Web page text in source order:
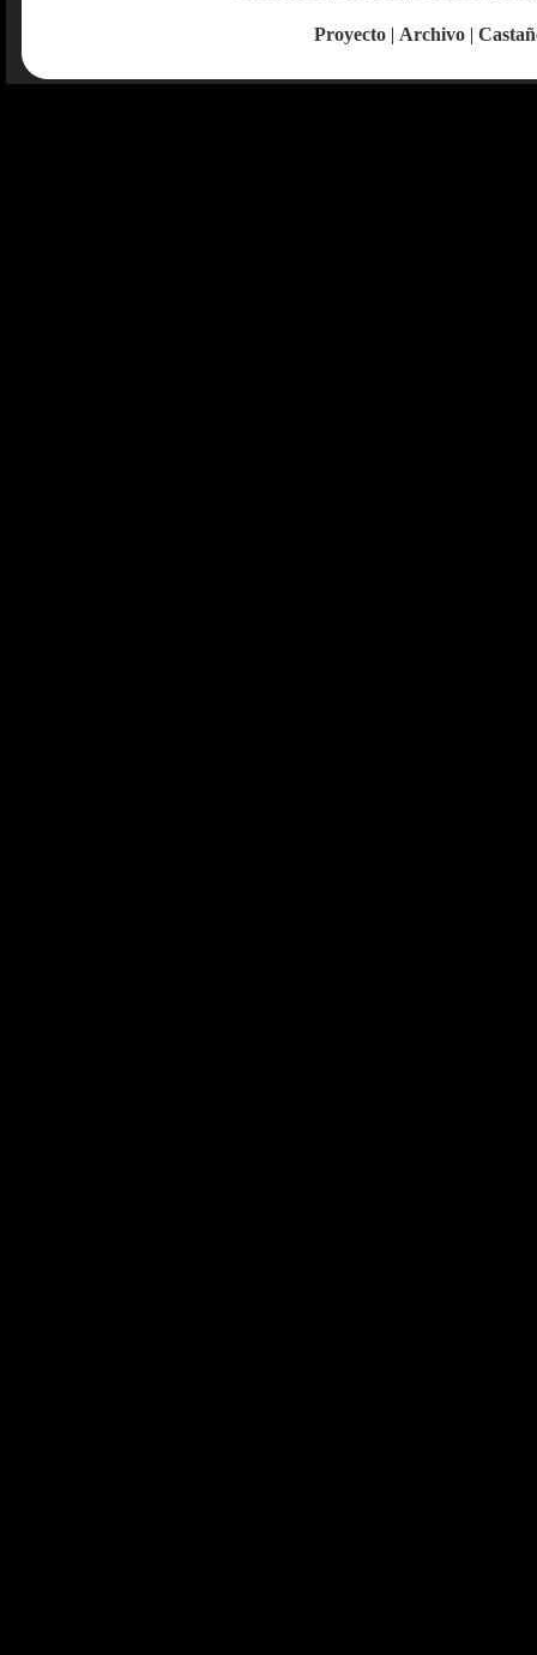
Proyecto | Archivo |